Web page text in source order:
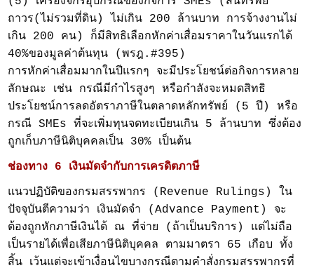
ถาวร(ไม่รวมที่ดิน) ไม่เกิน 200 ล้านบาท การจ้างงานไม่
เกิน 200 คน) ก็มีสิทธิเลือกหักค่าเสื่อมราคาในวันแรกได้
40%ของมูลค่าต้นทุน (พรฎ.#395)
การหักค่าเสื่อมมากในปีแรกๆ จะมีประโยชน์ต่อกิจการหลาย
ลักษณะ เช่น กรณีมีกำไรสูงๆ หรือกำลังจะหมดสิทธิ
ประโยชน์การลดอัตราภาษีในตลาดหลักทรัพย์ (5 ปี) หรือ
กรณี SMEs ที่จะเพิ่มทุนจดทะเบียนเกิน 5 ล้านบาท ซึ่งต้อง
ถูกเก็บภาษีนิติบุคคลเป็น 30% เป็นต้น
ช่องทาง 6 เงินมัดจำกับการเครดิตภาษี
แนวปฏิบัติของกรมสรรพากร (Revenue Rulings) ใน
ปัจจุบันตีความว่า เงินมัดจำ (Advance Payment) จะ
ต้องถูกหักภาษีเงินได้ ณ ที่จ่าย (ถ้าเป็นบริการ) แต่ไม่ถือ
เป็นรายได้เพื่อเสียภาษีนิติบุคคล ตามมาตรา 65 เกือบ ทั้ง
สิ้น เว้นแต่จะเข้าเงื่อนไขบางกรณีตามคำสั่งกรมสรรพากรที่